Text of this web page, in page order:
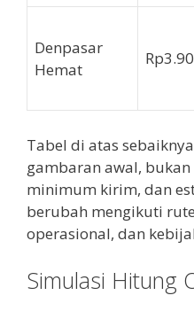
Denpasar
Hemat
Tabel di atas
gambaran awal,
minimum kirim, dan
berubah mengikuti
operasional, dan
Simulasi Hitung